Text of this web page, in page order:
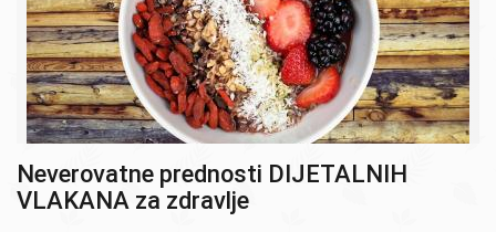
Neverovatne prednosti DIJETALNIH
VLAKANA za zdravlje